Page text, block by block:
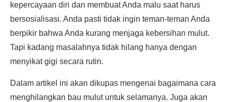
kepercayaan diri dan membuat Anda malu saat harus
bersosialisasi. Anda pasti tidak ingin teman-teman Anda
berpikir bahwa Anda kurang menjaga kebersihan mulut.
Tapi kadang masalahnya tidak hilang hanya dengan
menyikat gigi secara rutin.
Dalam artikel ini akan dikupas mengenai bagaimana cara
menghilangkan bau mulut untuk selamanya. Juga akan